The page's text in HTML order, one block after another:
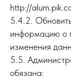
http://
5.4.2.
информацию о
изменения
5.5.
обязана: